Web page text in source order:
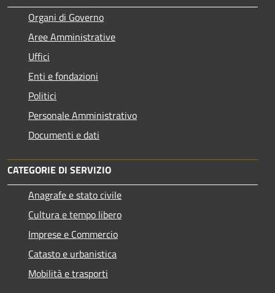
Organi di Governo
Aree Amministrative
Uffici
Enti e fondazioni
Politici
Personale Amministrativo
Documenti e dati
CATEGORIE DI SERVIZIO
Anagrafe e stato civile
Cultura e tempo libero
Imprese e Commercio
Catasto e urbanistica
Mobilità e trasporti